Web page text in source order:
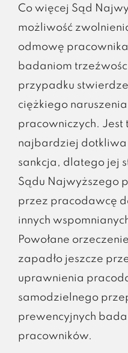
Co więcej Sąd
możliwość
odmowę
badaniom
przypadku
ciężkiego
pracowniczych. Jest
najbardziej
sankcja, dlatego jej
Sądu Najwyższego
przez pracodawcę
innych
Powołane
zapadło jeszcze
uprawnienia
samodzielnego
prewencyjnych
pracowników.